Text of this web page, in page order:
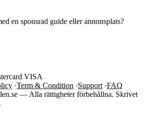
en sponsrad guide eller annonsplats?
VISA
·Term & Condition ·Support ·FAQ
— Alla rättigheter förbehållna. Skrivet